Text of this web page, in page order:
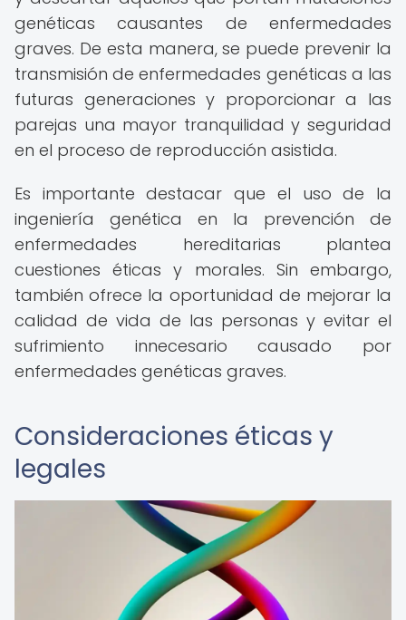
genéticas causantes de enfermedades
graves. De esta manera, se puede prevenir la
transmisión de enfermedades genéticas a las
futuras generaciones y proporcionar a las
parejas una mayor tranquilidad y seguridad
en el proceso de reproducción asistida.
Es importante destacar que el uso de la
ingeniería genética en la prevención de
enfermedades hereditarias plantea
cuestiones éticas y morales. Sin embargo,
también ofrece la oportunidad de mejorar la
calidad de vida de las personas y evitar el
sufrimiento innecesario causado por
enfermedades genéticas graves.
Consideraciones éticas y
legales